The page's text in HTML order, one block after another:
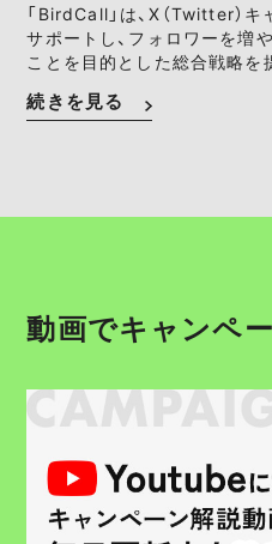
「BirdCall」は、X（Twitter）
サポートし、フォロワーを増
ことを目的とした総合戦略を
続きを見る
動画でキャンペ